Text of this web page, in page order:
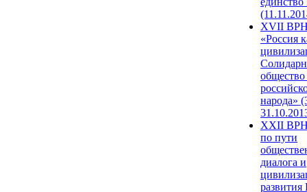
XVII
«Россия
народа»
XXII
по пути
диалога и
развития